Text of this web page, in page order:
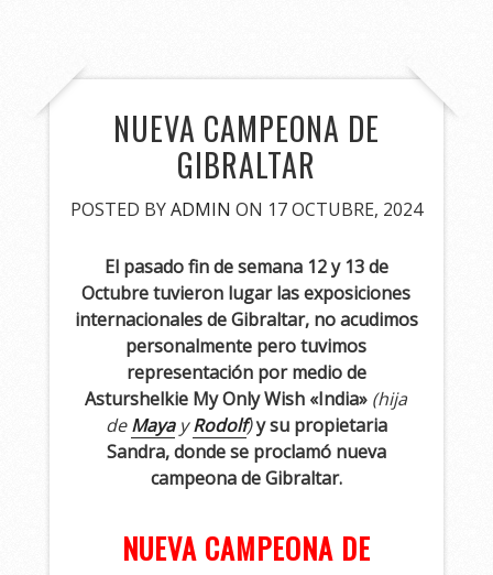
NUEVA CAMPEONA DE
GIBRALTAR
POSTED BYADMIN ON 17 OCTUBRE, 2024
El pasado fin de semana 12 y 13 de
Octubre tuvieron lugar las exposiciones
internacionales de Gibraltar, no acudimos
personalmente pero tuvimos
representación por medio de
Asturshelkie My Only Wish «India» (hija
deMayayRodolf)y su propietaria
Sandra, donde se proclamó nueva
campeona de Gibraltar.
NUEVA CAMPEONA DE